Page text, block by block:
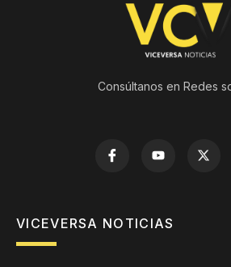
Consúltanos en Redes
VICEVERSA NOTICIAS